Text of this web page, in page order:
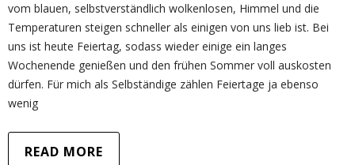
vom blauen, selbstverständlich wolkenlosen, Himmel und die
Temperaturen steigen schneller als einigen von uns lieb ist. Bei
uns ist heute Feiertag, sodass wieder einige ein langes
Wochenende genießen und den frühen Sommer voll auskosten
dürfen. Für mich als Selbständige zählen Feiertage ja ebenso
wenig
READ MORE